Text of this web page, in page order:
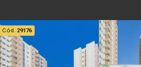
Cód. 29176